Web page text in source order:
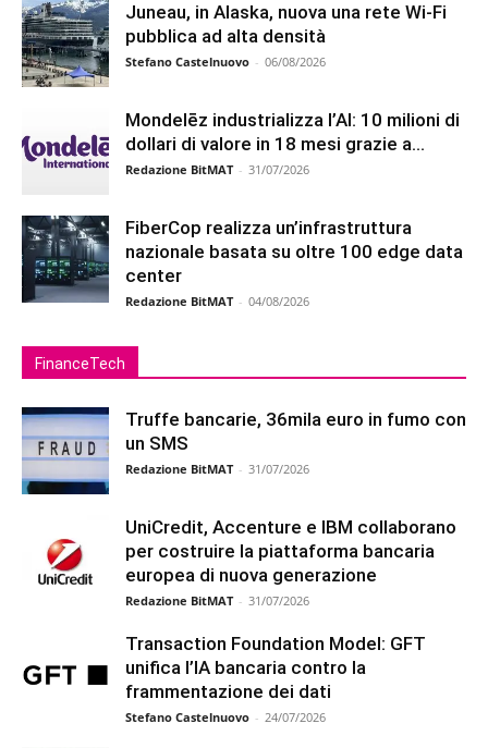
Juneau, in Alaska, nuova una rete Wi-Fi
pubblica ad alta densità
Stefano Castelnuovo - 06/08/2026
Mondelēz industrializza l’AI: 10 milioni di
dollari di valore in 18 mesi grazie a...
Redazione BitMAT - 31/07/2026
FiberCop realizza un’infrastruttura
nazionale basata su oltre 100 edge data
center
Redazione BitMAT - 04/08/2026
FinanceTech
Truffe bancarie, 36mila euro in fumo con
un SMS
Redazione BitMAT - 31/07/2026
UniCredit, Accenture e IBM collaborano
per costruire la piattaforma bancaria
europea di nuova generazione
Redazione BitMAT - 31/07/2026
Transaction Foundation Model: GFT
unifica l’IA bancaria contro la
frammentazione dei dati
Stefano Castelnuovo - 24/07/2026